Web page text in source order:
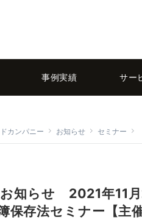
事例実績 サー
カンパニー お知らせ セミナー
お知らせ 2021年11
保存法セミナー【主